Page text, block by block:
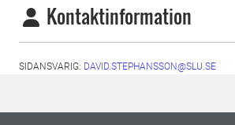
Kontaktinformation
SIDANSVARIG: DAVID.STEPHANSSON@SLU.SE